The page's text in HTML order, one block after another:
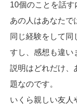
10個のことを話す
あの人はあなたで
同じ経験をして同
すし、感想も違い
説明はどれだけ、
題なのです。
いくら親しい友人